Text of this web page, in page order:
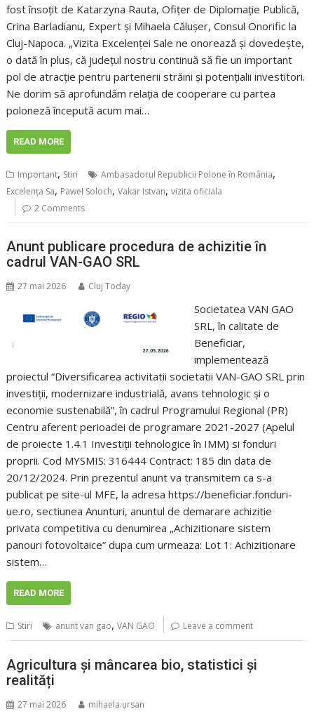
fost însoțit de Katarzyna Rauta, Ofițer de Diplomație Publică,
Crina Barladianu, Expert și Mihaela Călușer, Consul Onorific la
Cluj-Napoca. „Vizita Excelenței Sale ne onorează și dovedește,
o dată în plus, că județul nostru continuă să fie un important
pol de atracție pentru partenerii străini și potențialii investitori.
Ne dorim să aprofundăm relația de cooperare cu partea
poloneză începută acum mai…
READ MORE
Important, Stiri Ambasadorul Republicii Polone în România,
Excelența Sa, Paweł Soloch,Vakar Istvan,vizita oficiala
2 Comments
Anunt publicare procedura de achizitie în
cadrul VAN-GAO SRL
27 mai 2026 Cluj Today
Societatea VAN GAO
SRL, în calitate de
Beneficiar,
implementează
proiectul “Diversificarea activitatii societatii VAN-GAO SRL prin
investiții, modernizare industrială, avans tehnologic și o
economie sustenabilă”, în cadrul Programului Regional (PR)
Centru aferent perioadei de programare 2021-2027 (Apelul
de proiecte 1.4.1 Investiții tehnologice în IMM) si fonduri
proprii. Cod MYSMIS: 316444 Contract: 185 din data de
20/12/2024. Prin prezentul anunt va transmitem ca s-a
publicat pe site-ul MFE, la adresa https://beneficiar.fonduri-
ue.ro, sectiunea Anunturi, anuntul de demarare achizitie
privata competitiva cu denumirea „Achizitionare sistem
panouri fotovoltaice” dupa cum urmeaza: Lot 1: Achizitionare
sistem…
READ MORE
Stiri anunt van gao,VAN GAO Leave a comment
Agricultura și mâncarea bio, statistici și
realități
27 mai 2026 mihaela.ursan